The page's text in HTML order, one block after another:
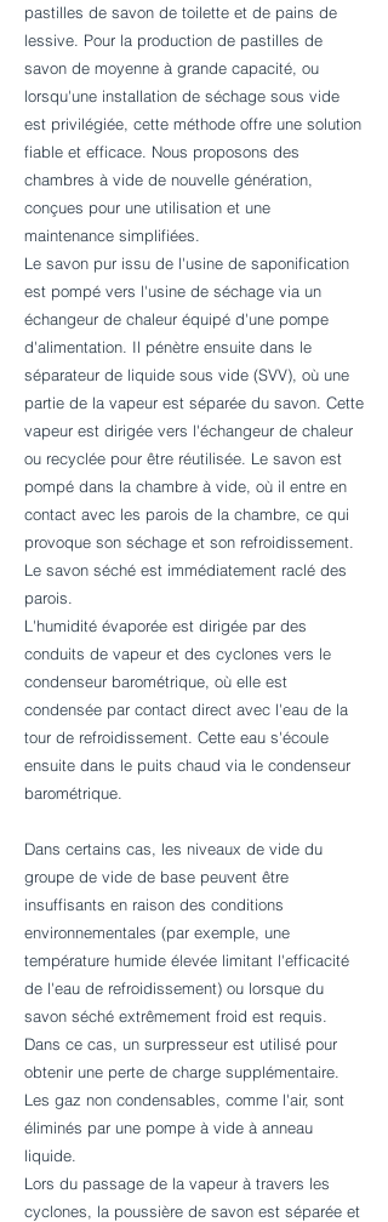
pastilles de savon de toilette et de pains de
lessive. Pour la production de pastilles de
savon de moyenne à grande capacité, ou
lorsqu'une installation de séchage sous vide
est privilégiée, cette méthode offre une solution
fiable et efficace. Nous proposons des
chambres à vide de nouvelle génération,
conçues pour une utilisation et une
maintenance simplifiées.
Le savon pur issu de l'usine de saponification
est pompé vers l'usine de séchage via un
échangeur de chaleur équipé d'une pompe
d'alimentation. Il pénètre ensuite dans le
séparateur de liquide sous vide (SVV), où une
partie de la vapeur est séparée du savon. Cette
vapeur est dirigée vers l'échangeur de chaleur
ou recyclée pour être réutilisée. Le savon est
pompé dans la chambre à vide, où il entre en
contact avec les parois de la chambre, ce qui
provoque son séchage et son refroidissement.
Le savon séché est immédiatement raclé des
parois.
L'humidité évaporée est dirigée par des
conduits de vapeur et des cyclones vers le
condenseur barométrique, où elle est
condensée par contact direct avec l'eau de la
tour de refroidissement. Cette eau s'écoule
ensuite dans le puits chaud via le condenseur
barométrique.
Dans certains cas, les niveaux de vide du
groupe de vide de base peuvent être
insuffisants en raison des conditions
environnementales (par exemple, une
température humide élevée limitant l'efficacité
de l'eau de refroidissement) ou lorsque du
savon séché extrêmement froid est requis.
Dans ce cas, un surpresseur est utilisé pour
obtenir une perte de charge supplémentaire.
Les gaz non condensables, comme l'air, sont
éliminés par une pompe à vide à anneau
liquide.
Lors du passage de la vapeur à travers les
cyclones, la poussière de savon est séparée et